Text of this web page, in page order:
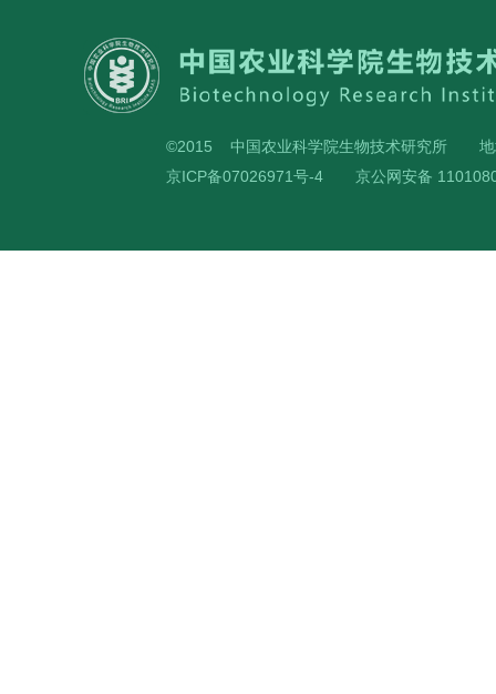
©2015 中国农业科学院生物技术研究所
京ICP备07026971号-4
京公网安备